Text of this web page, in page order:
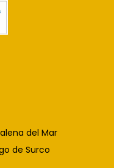
del Mar
de Surco